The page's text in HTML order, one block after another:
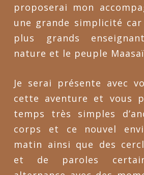
proposerai mon
une grande simplicité
plus grands
nature et le peuple
Je serai présente avec
cette aventure et vous
temps très simples
corps et ce nouvel
matin ainsi que des
et de paroles